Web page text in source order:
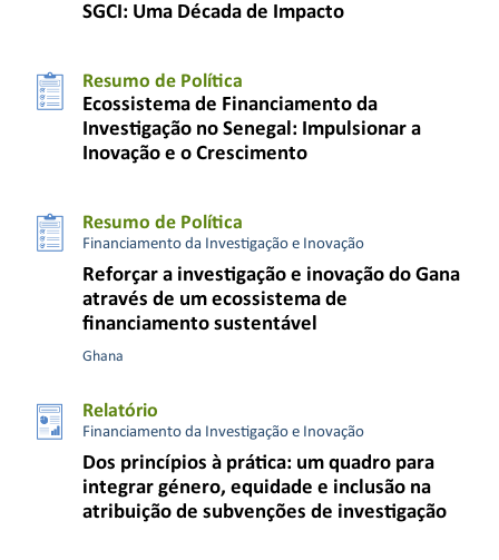
SGCI: Uma Década de Impacto
Resumo de Política
Ecossistema de Financiamento da
Investigação no Senegal: Impulsionar a
Inovação e o Crescimento
Resumo de Política
Financiamento da Investigação e Inovação
Reforçar a investigação e inovação do Gana
através de um ecossistema de
financiamento sustentável
Ghana
Relatório
Financiamento da Investigação e Inovação
Dos princípios à prática: um quadro para
integrar género, equidade e inclusão na
atribuição de subvenções de investigação